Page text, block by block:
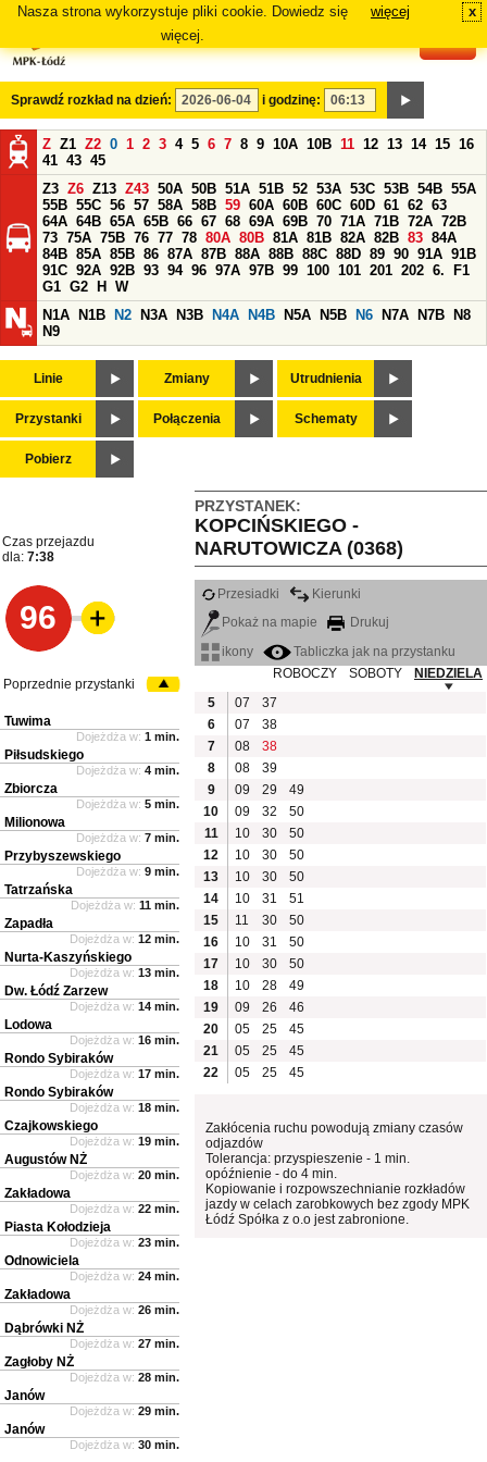
Nasza strona wykorzystuje pliki cookie. Dowiedz się
więcej.
więcej x
Sprawdź rozkład na dzień: i godzinę:
Z Z1 Z2 0 1 2 3 4 5 6 7 8 9 10A 10B 11 12 13 14 15 16
41 43 45
Z3 Z6 Z13 Z43 50A 50B 51A 51B 52 53A 53C 53B 54B 55A
55B 55C 56 57 58A 58B 59 60A 60B 60C 60D 61 62 63
64A 64B 65A 65B 66 67 68 69A 69B 70 71A 71B 72A 72B
73 75A 75B 76 77 78 80A 80B 81A 81B 82A 82B 83 84A
84B 85A 85B 86 87A 87B 88A 88B 88C 88D 89 90 91A 91B
91C 92A 92B 93 94 96 97A 97B 99 100 101 201 202 6.
F1
G1 G2 H
W
N1A
N1B N2 N3A N3B N4A N4B N5A N5B N6 N7A N7B
N8
N9
Linie Zmiany Utrudnienia
Przystanki Połączenia Schematy
Pobierz
PRZYSTANEK:
KOPCIŃSKIEGO -
NARUTOWICZA (0368)
Czas przejazdu
dla: 7:38
96
Przesiadki
Kierunki
Pokaż na mapie
Drukuj
ikony
Tabliczka jak na przystanku
ROBOCZY
SOBOTY
NIEDZIELA
5
07
37
6
07
38
7
08
38
8
08
39
9
09 29
49
10
09 32
50
11
10 30
50
12
10 30
50
13
10 30
50
14
10 31
51
15
11 30
50
16
10 31
50
17
10 30
50
18
10 28
49
19
09 26
46
20
05 25
45
21
05 25
45
22
05 25 45
Zakłócenia ruchu powodują zmiany czasów
odjazdów
Tolerancja: przyspieszenie - 1 min.
opóźnienie - do 4 min.
Kopiowanie i rozpowszechnianie rozkładów
jazdy w celach zarobkowych bez zgody MPK
Łódź Spółka z o.o jest zabronione.
Poprzednie przystanki
Tuwima
Dojeżdża w: 1 min.
Piłsudskiego
Dojeżdża w: 4 min.
Zbiorcza
Dojeżdża w: 5 min.
Milionowa
Dojeżdża w: 7 min.
Przybyszewskiego
Dojeżdża w: 9 min.
Tatrzańska
Dojeżdża w: 11 min.
Zapadła
Dojeżdża w: 12 min.
Nurta-Kaszyńskiego
Dojeżdża w: 13 min.
Dw. Łódź Zarzew
Dojeżdża w: 14 min.
Lodowa
Dojeżdża w: 16 min.
Rondo Sybiraków
Dojeżdża w: 17 min.
Rondo Sybiraków
Dojeżdża w: 18 min.
Czajkowskiego
Dojeżdża w: 19 min.
Augustów NŻ
Dojeżdża w: 20 min.
Zakładowa
Dojeżdża w: 22 min.
Piasta Kołodzieja
Dojeżdża w: 23 min.
Odnowiciela
Dojeżdża w: 24 min.
Zakładowa
Dojeżdża w: 26 min.
Dąbrówki NŻ
Dojeżdża w: 27 min.
Zagłoby NŻ
Dojeżdża w: 28 min.
Janów
Dojeżdża w: 29 min.
Janów
Dojeżdża w: 30 min.